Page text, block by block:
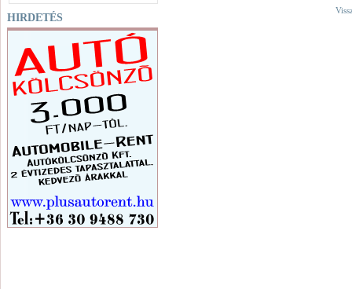
HIRDETÉS